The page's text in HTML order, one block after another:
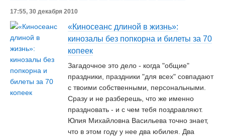
17:55, 30 декабря 2010
«Киносеанс длиной в жизнь»:
кинозалы без попкорна и билеты за 70
копеек
Загадочное это дело - когда "общие"
праздники, праздники "для всех" совпадают
с твоими собственными, персональными.
Сразу и не разберешь, что же именно
праздновать - и с чем тебя поздравляют.
Юлия Михайловна Васильева точно знает,
что в этом году у нее два юбилея. Два